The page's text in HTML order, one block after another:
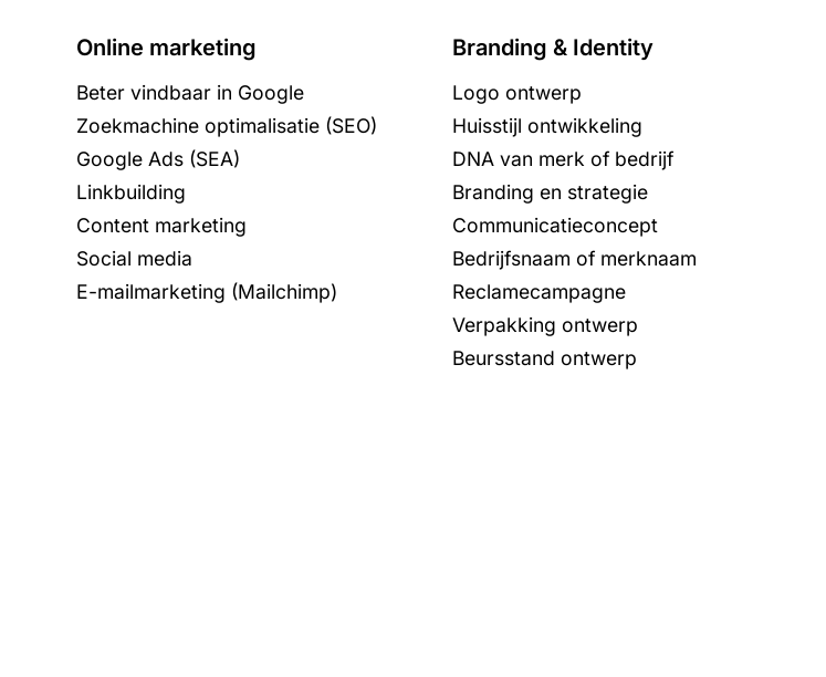
Online marketing
Beter vindbaar in Google
Zoekmachine optimalisatie (SEO)
Google Ads (SEA)
Linkbuilding
Content marketing
Social media
E-mailmarketing (Mailchimp)
Branding & Identity
Logo ontwerp
Huisstijl ontwikkeling
DNA van merk of bedrijf
Branding en strategie
Communicatieconcept
Bedrijfsnaam of merknaam
Reclamecampagne
Verpakking ontwerp
Beursstand ontwerp